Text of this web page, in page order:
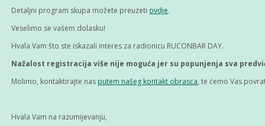
Detaljni program skupa možete preuzeti ovdje.
Veselimo se vašem dolasku!
Hvala Vam što ste iskazali interes za radionicu RUCONBAR DAY.
Nažalost registracija više nije moguća jer su popunjenja sva
Molimo, kontaktirajte nas putem našeg kontakt obrasca, te ćemo Vas
Hvala Vam na razumijevanju,